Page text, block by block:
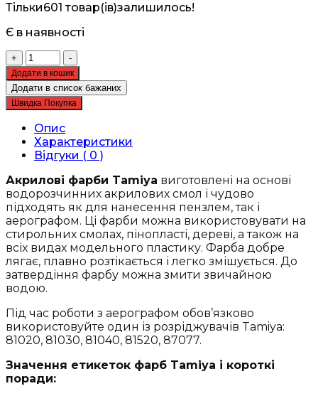
Тільки601 товар(ів)залишилось!
Є в наявності
+
Акрилова
фарба
-
Tamiya
-
Acrylic
Mini
X-
Black
-
Чорний
глянцевий
(81501)
кількість
-
Додати в кошик
Додати в список бажаних
Швидка Покупка
Опис
Характеристики
Відгуки ( 0 )
Акрилові фарби Tamiya виготовлені на основі
водорозчинних акрилових смол і чудово
підходять як для нанесення пензлем, так і
аерографом. Ці фарби можна використовувати на
стирольних смолах, пінопласті, дереві, а також на
всіх видах модельного пластику. Фарба добре
лягає, плавно розтікається і легко змішується. До
затвердіння фарбу можна змити звичайною
водою.
Під час роботи з аерографом обов’язково
використовуйте один із розріджувачів Tamiya:
81020, 81030, 81040, 81520, 87077.
Значення етикеток фарб Tamiya і короткі
поради: